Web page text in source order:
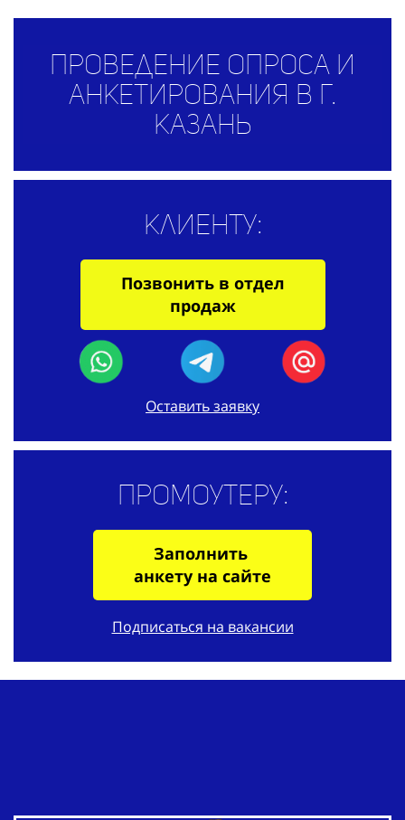
Проведение опроса и
анкетирования в г.
Казань
Клиенту:
Позвонить в отдел
продаж
Оставить заявку
Промоутеру:
Заполнить
анкету на сайте
Подписаться на вакансии